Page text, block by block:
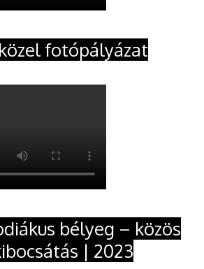
fotópályázat
bélyeg – közös
| 2023